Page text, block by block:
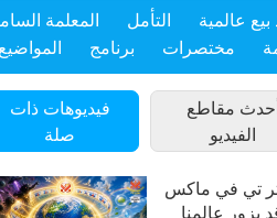
المعلمة التأمل بيع عالمية
المواضيع
برنامج مختصرات
فيديوهات ذات
صلة
مقاطع
الفيديو
تي في ماكس
عالمنا